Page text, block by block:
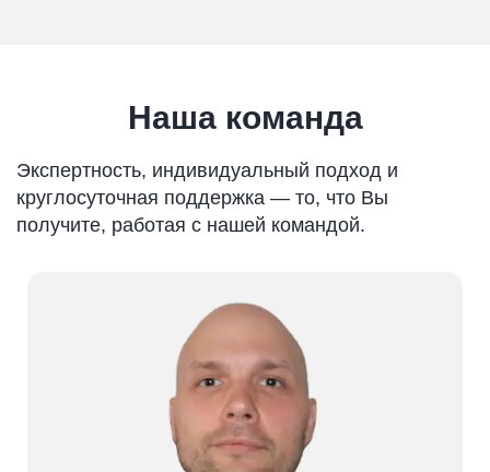
Наша команда
Экспертность, индивидуальный подход и
круглосуточная поддержка — то, что Вы
получите, работая с нашей командой.